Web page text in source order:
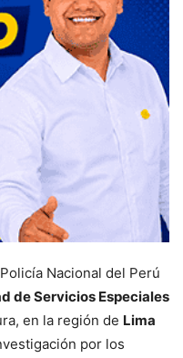
Nacional del Perú
de Servicios Especiales
en la región de Lima
por los